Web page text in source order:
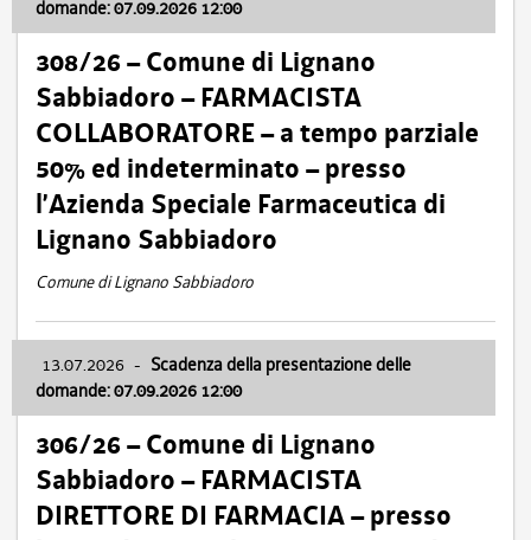
domande: 07.09.2026 12:00
308/26 – Comune di Lignano
Sabbiadoro – FARMACISTA
COLLABORATORE – a tempo parziale
50% ed indeterminato – presso
l’Azienda Speciale Farmaceutica di
Lignano Sabbiadoro
Comune di Lignano Sabbiadoro
13.07.2026 - Scadenza della presentazione delle
domande: 07.09.2026 12:00
306/26 – Comune di Lignano
Sabbiadoro – FARMACISTA
DIRETTORE DI FARMACIA – presso